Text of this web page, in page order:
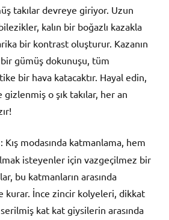
takılar devreye giriyor. Uzun
kalın bir boğazlı kazakla
bir kontrast oluşturur. Kazanın
bir gümüş dokunuşu, tüm
bir hava katacaktır. Hayal edin,
gizlenmiş o şık takılar, her an
: Kış modasında katmanlama, hem
isteyenler için vazgeçilmez bir
bu katmanların arasında
kurar. İnce zincir kolyeleri, dikkat
kat kat giysilerin arasında